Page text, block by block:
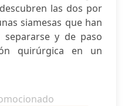
las dos por
siamesas que han
y de paso
quirúrgica en un